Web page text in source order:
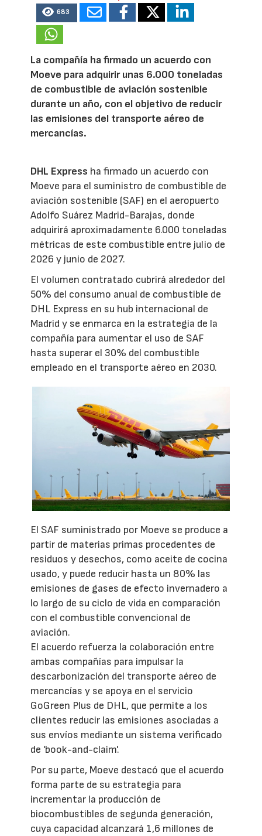
683
La compañía ha firmado un acuerdo con
Moeve para adquirir unas 6.000 toneladas
de combustible de aviación sostenible
durante un año, con el objetivo de reducir
las emisiones del transporte aéreo de
mercancías.
DHL Express ha firmado un acuerdo con
Moeve para el suministro de combustible de
aviación sostenible (SAF) en el aeropuerto
Adolfo Suárez Madrid-Barajas, donde
adquirirá aproximadamente 6.000 toneladas
métricas de este combustible entre julio de
2026 y junio de 2027.
El volumen contratado cubrirá alrededor del
50% del consumo anual de combustible de
DHL Express en su hub internacional de
Madrid y se enmarca en la estrategia de la
compañía para aumentar el uso de SAF
hasta superar el 30% del combustible
empleado en el transporte aéreo en 2030.
El SAF suministrado por Moeve se produce a
partir de materias primas procedentes de
residuos y desechos, como aceite de cocina
usado, y puede reducir hasta un 80% las
emisiones de gases de efecto invernadero a
lo largo de su ciclo de vida en comparación
con el combustible convencional de
aviación.
El acuerdo refuerza la colaboración entre
ambas compañías para impulsar la
descarbonización del transporte aéreo de
mercancías y se apoya en el servicio
GoGreen Plus de DHL, que permite a los
clientes reducir las emisiones asociadas a
sus envíos mediante un sistema verificado
de 'book-and-claim'.
Por su parte, Moeve destacó que el acuerdo
forma parte de su estrategia para
incrementar la producción de
biocombustibles de segunda generación,
cuya capacidad alcanzará 1,6 millones de